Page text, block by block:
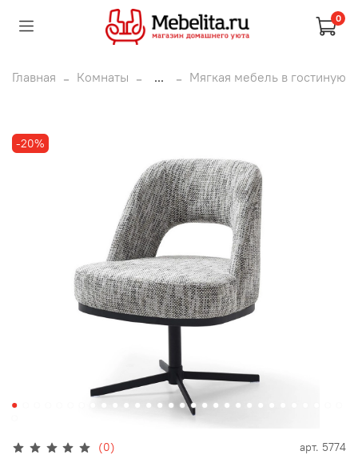
0
Главная Комнаты ... Мягкая мебель в гостиную
-20%
(0) арт. 5774